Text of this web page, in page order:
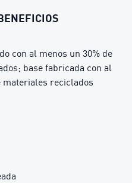
con al menos un 30% de
base fabricada con al
materiales reciclados